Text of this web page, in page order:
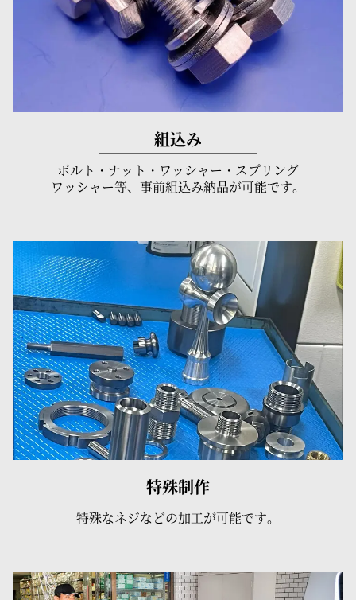
組込み
ボルト・ナット・ワッシャー・スプリング
ワッシャー等、事前組込み納品が可能です。
特殊制作
特殊なネジなどの加工が可能です。